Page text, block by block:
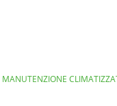
MANUTENZIONE